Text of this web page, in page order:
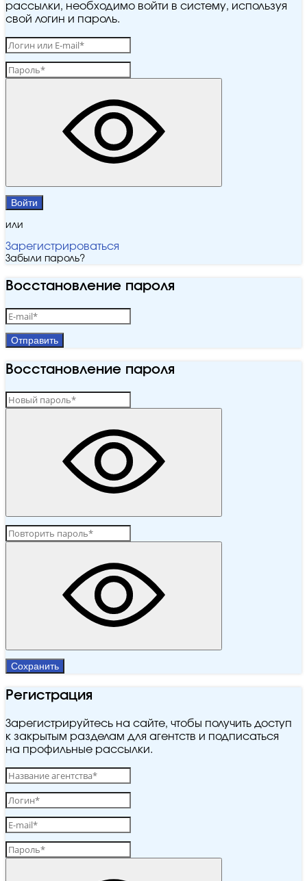
рассылки, необходимо войти в систему, используя
свой логин и пароль.
Войти
или
Зарегистрироваться
Забыли пароль?
Восстановление пароля
Отправить
Восстановление пароля
Сохранить
Регистрация
Зарегистрируйтесь на сайте, чтобы получить доступ
к закрытым разделам для агентств и подписаться
на профильные рассылки.